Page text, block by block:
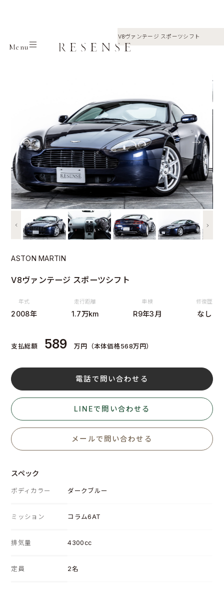
Menu
V8ヴァンテージ スポーツシフト
← →
ASTON MARTIN
V8ヴァンテージ スポーツシフト
年式
2008年
走行距離
1.7万km
車検
R9年3月
修復歴
なし
支払総額 589 万円（本体価格568万円）
電話で問い合わせる
LINEで問い合わせる
メールで問い合わせる
スペック
ボディカラー ダークブルー
ミッション コラム6AT
排気量 4300cc
定員 2名